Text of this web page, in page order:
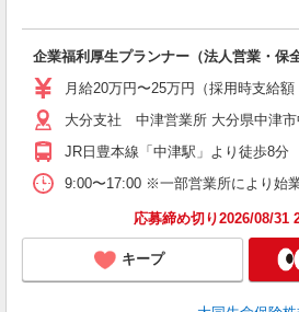
企業福利厚生プランナー（法人営業・保全
月給20万円〜25万円（採用時支給
大分支社 中津営業所 大分県中津
JR日豊本線「中津駅」より徒歩8分
9:00〜17:00 ※一部営業所により始
応募締め切り2026/08/31
キープ